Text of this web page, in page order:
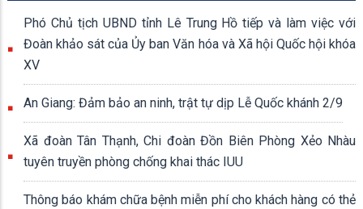
Phó Chủ tịch UBND tỉnh Lê Trung Hồ tiếp và làm việc với
Đoàn khảo sát của Ủy ban Văn hóa và Xã hội Quốc hội khóa
XV
An Giang: Đảm bảo an ninh, trật tự dịp Lễ Quốc khánh 2/9
Xã đoàn Tân Thạnh, Chi đoàn Đồn Biên Phòng Xẻo Nhàu
tuyên truyền phòng chống khai thác IUU
Thông báo khám chữa bệnh miễn phí cho khách hàng có thẻ